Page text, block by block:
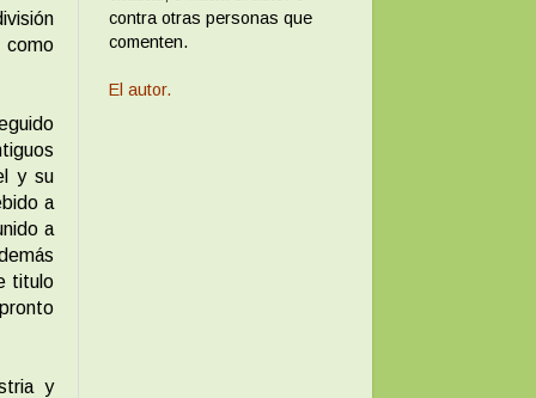
y su
a
a
titulo
y
contra otras personas que
comenten.
El autor.